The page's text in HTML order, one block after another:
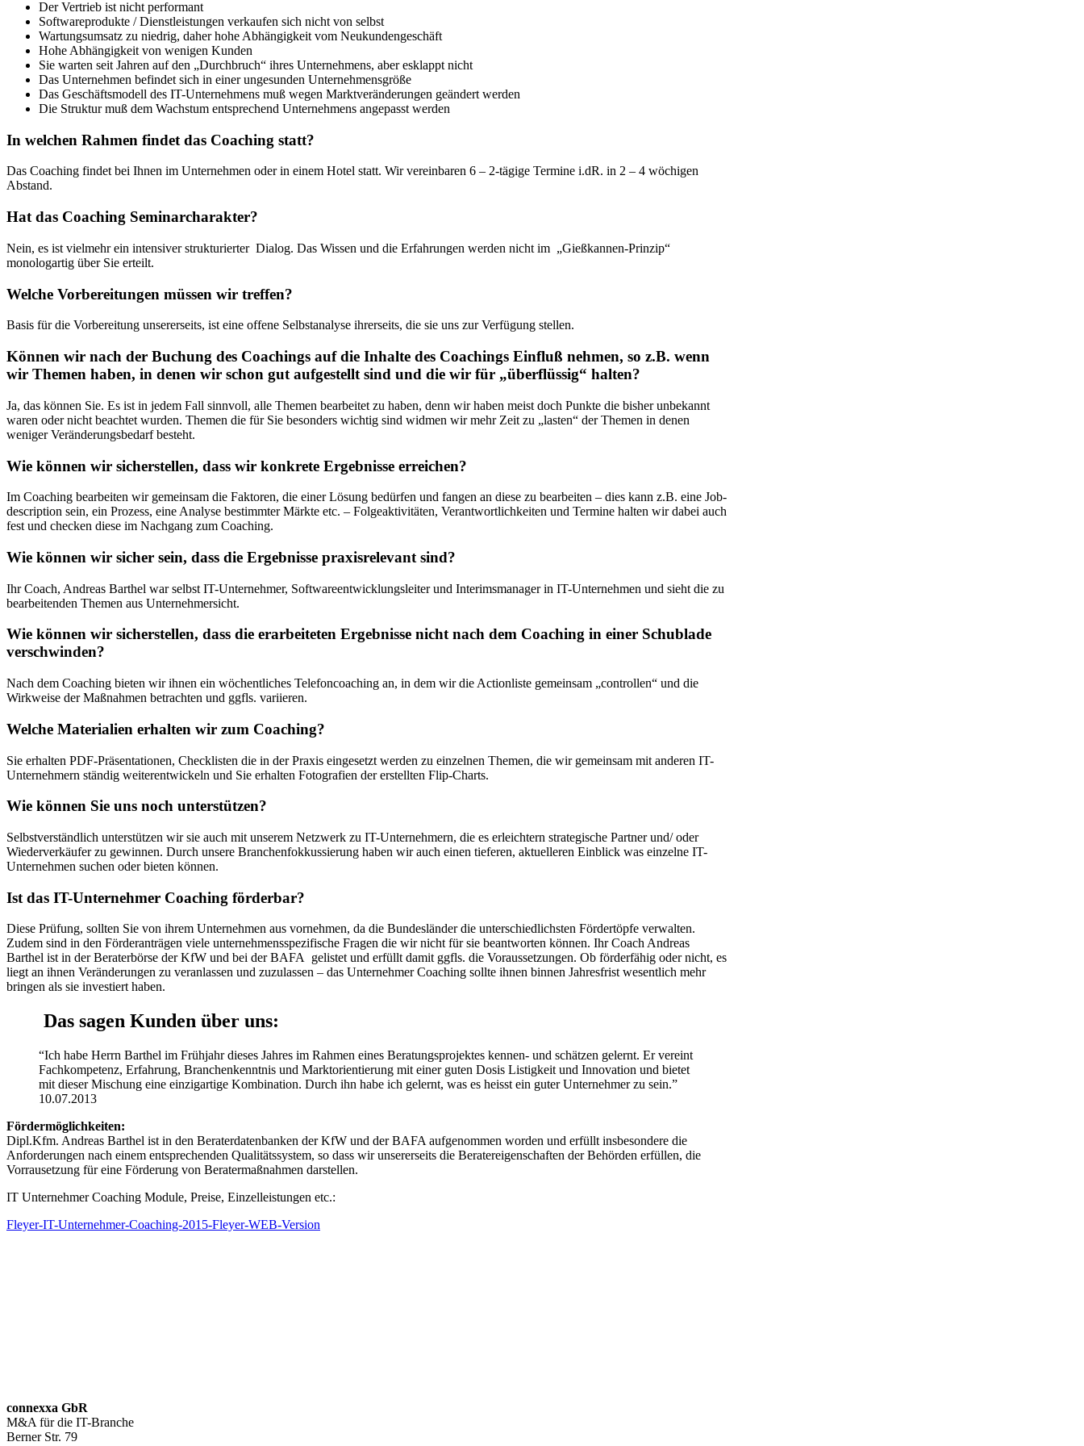
Der Vertrieb ist nicht performant
Softwareprodukte / Dienstleistungen verkaufen sich nicht von selbst
Wartungsumsatz zu niedrig, daher hohe Abhängigkeit vom Neukundengeschäft
Hohe Abhängigkeit von wenigen Kunden
Sie warten seit Jahren auf den „Durchbruch“ ihres Unternehmens, aber esklappt nicht
Das Unternehmen befindet sich in einer ungesunden Unternehmensgröße
Das Geschäftsmodell des IT-Unternehmens muß wegen Marktveränderungen geändert werden
Die Struktur muß dem Wachstum entsprechend Unternehmens angepasst werden
In welchen Rahmen findet das Coaching statt?
Das Coaching findet bei Ihnen im Unternehmen oder in einem Hotel statt. Wir vereinbaren 6 – 2-tägige Termine i.dR. in 2 – 4 wöchigen
Abstand.
Hat das Coaching Seminarcharakter?
Nein, es ist vielmehr ein intensiver strukturierter Dialog. Das Wissen und die Erfahrungen werden nicht im „Gießkannen-Prinzip“
monologartig über Sie erteilt.
Welche Vorbereitungen müssen wir treffen?
Basis für die Vorbereitung unsererseits, ist eine offene Selbstanalyse ihrerseits, die sie uns zur Verfügung stellen.
Können wir nach der Buchung des Coachings auf die Inhalte des Coachings Einfluß nehmen, so z.B. wenn
wir Themen haben, in denen wir schon gut aufgestellt sind und die wir für „überflüssig“ halten?
Ja, das können Sie. Es ist in jedem Fall sinnvoll, alle Themen bearbeitet zu haben, denn wir haben meist doch Punkte die bisher unbekannt
waren oder nicht beachtet wurden. Themen die für Sie besonders wichtig sind widmen wir mehr Zeit zu „lasten“ der Themen in denen
weniger Veränderungsbedarf besteht.
Wie können wir sicherstellen, dass wir konkrete Ergebnisse erreichen?
Im Coaching bearbeiten wir gemeinsam die Faktoren, die einer Lösung bedürfen und fangen an diese zu bearbeiten – dies kann z.B. eine Job-
description sein, ein Prozess, eine Analyse bestimmter Märkte etc. – Folgeaktivitäten, Verantwortlichkeiten und Termine halten wir dabei auch
fest und checken diese im Nachgang zum Coaching.
Wie können wir sicher sein, dass die Ergebnisse praxisrelevant sind?
Ihr Coach, Andreas Barthel war selbst IT-Unternehmer, Softwareentwicklungsleiter und Interimsmanager in IT-Unternehmen und sieht die zu
bearbeitenden Themen aus Unternehmersicht.
Wie können wir sicherstellen, dass die erarbeiteten Ergebnisse nicht nach dem Coaching in einer Schublade
verschwinden?
Nach dem Coaching bieten wir ihnen ein wöchentliches Telefoncoaching an, in dem wir die Actionliste gemeinsam „controllen“ und die
Wirkweise der Maßnahmen betrachten und ggfls. variieren.
Welche Materialien erhalten wir zum Coaching?
Sie erhalten PDF-Präsentationen, Checklisten die in der Praxis eingesetzt werden zu einzelnen Themen, die wir gemeinsam mit anderen IT-
Unternehmern ständig weiterentwickeln und Sie erhalten Fotografien der erstellten Flip-Charts.
Wie können Sie uns noch unterstützen?
Selbstverständlich unterstützen wir sie auch mit unserem Netzwerk zu IT-Unternehmern, die es erleichtern strategische Partner und/ oder
Wiederverkäufer zu gewinnen. Durch unsere Branchenfokkussierung haben wir auch einen tieferen, aktuelleren Einblick was einzelne IT-
Unternehmen suchen oder bieten können.
Ist das IT-Unternehmer Coaching förderbar?
Diese Prüfung, sollten Sie von ihrem Unternehmen aus vornehmen, da die Bundesländer die unterschiedlichsten Fördertöpfe verwalten.
Zudem sind in den Förderanträgen viele unternehmensspezifische Fragen die wir nicht für sie beantworten können. Ihr Coach Andreas
Barthel ist in der Beraterbörse der KfW und bei der BAFA gelistet und erfüllt damit ggfls. die Voraussetzungen. Ob förderfähig oder nicht, es
liegt an ihnen Veränderungen zu veranlassen und zuzulassen – das Unternehmer Coaching sollte ihnen binnen Jahresfrist wesentlich mehr
bringen als sie investiert haben.
Das sagen Kunden über uns:
“Ich habe Herrn Barthel im Frühjahr dieses Jahres im Rahmen eines Beratungsprojektes kennen- und schätzen gelernt. Er vereint
Fachkompetenz, Erfahrung, Branchenkenntnis und Marktorientierung mit einer guten Dosis Listigkeit und Innovation und bietet
mit dieser Mischung eine einzigartige Kombination. Durch ihn habe ich gelernt, was es heisst ein guter Unternehmer zu sein.”
10.07.2013
Fördermöglichkeiten:
Dipl.Kfm. Andreas Barthel ist in den Beraterdatenbanken der KfW und der BAFA aufgenommen worden und erfüllt insbesondere die
Anforderungen nach einem entsprechenden Qualitätssystem, so dass wir unsererseits die Beratereigenschaften der Behörden erfüllen, die
Vorrausetzung für eine Förderung von Beratermaßnahmen darstellen.
IT Unternehmer Coaching Module, Preise, Einzelleistungen etc.:
Fleyer-IT-Unternehmer-Coaching-2015-Fleyer-WEB-Version
connexxa GbR
M&A für die IT-Branche
Berner Str. 79